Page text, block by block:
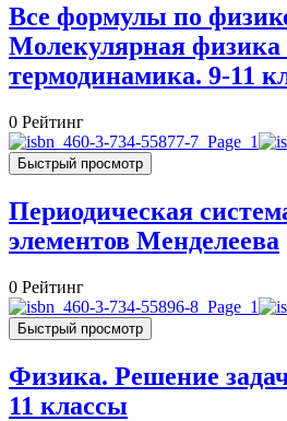
Все формулы по
Молекулярная физика
термодинамика. 9-11
0 Рейтинг
Быстрый просмотр
Периодическая
элементов Менделеева
0 Рейтинг
Быстрый просмотр
Физика. Решение
11 классы